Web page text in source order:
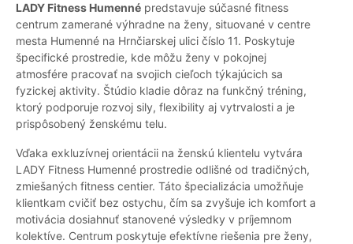
LADY Fitness Humenné predstavuje súčasné fitness
centrum zamerané výhradne na ženy, situované v centre
mesta Humenné na Hrnčiarskej ulici číslo 11. Poskytuje
špecifické prostredie, kde môžu ženy v pokojnej
atmosfére pracovať na svojich cieľoch týkajúcich sa
fyzickej aktivity. Štúdio kladie dôraz na funkčný tréning,
ktorý podporuje rozvoj sily, flexibility aj vytrvalosti a je
prispôsobený ženskému telu.
Vďaka exkluzívnej orientácii na ženskú klientelu vytvára
LADY Fitness Humenné prostredie odlišné od tradičných,
zmiešaných fitness centier. Táto špecializácia umožňuje
klientkam cvičiť bez ostychu, čím sa zvyšuje ich komfort a
motivácia dosiahnuť stanovené výsledky v príjemnom
kolektíve. Centrum poskytuje efektívne riešenia pre ženy,